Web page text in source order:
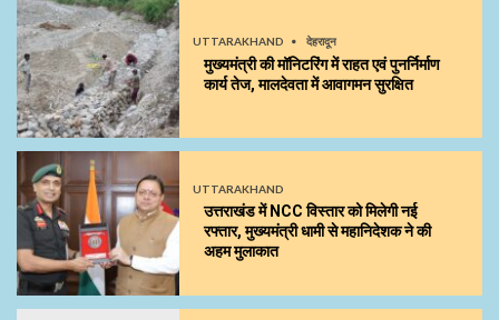
UTTARAKHAND देहरादून
मुख्यमंत्री की मॉनिटरिंग में राहत एवं पुनर्निर्माण
कार्य तेज, मालदेवता में आवागमन सुरक्षित
UTTARAKHAND
उत्तराखंड में NCC विस्तार को मिलेगी नई
रफ्तार, मुख्यमंत्री धामी से महानिदेशक ने की
अहम मुलाकात